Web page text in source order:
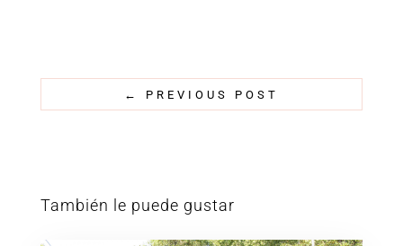
← PREVIOUS POST
También le puede gustar